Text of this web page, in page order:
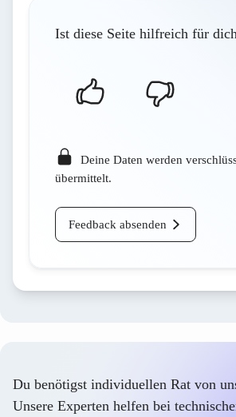
Ist diese Seite hilfreich für
Deine Daten werden
übermittelt.
Feedback absenden
Du benötigst individuellen Rat von
Unsere Experten helfen bei